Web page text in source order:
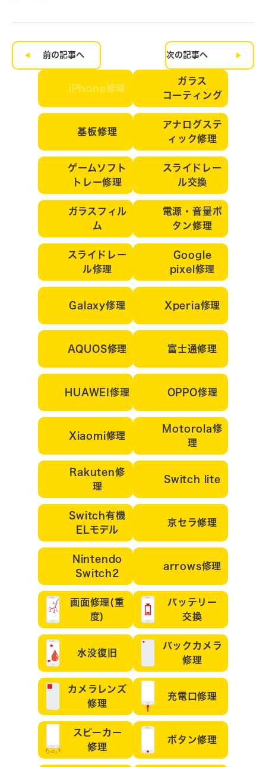
前の記事へ 次の記事へ
iPhone修理
ガラス
コーティング
基板修理
アナログステ
ィック修理
ゲームソフト
トレー修理
スライドレー
ル交換
ガラスフィル
ム
電源・音量ボ
タン修理
スライドレー
ル修理
Google
pixel修理
Galaxy修理 Xperia修理
AQUOS修理 富士通修理
HUAWEI修理 OPPO修理
Xiaomi修理
Motorola修
理
Rakuten修
理
Switch lite
Switch有機
ELモデル
京セラ修理
Nintendo
Switch2
arrows修理
画面修理(重
度)
バッテリー
交換
水没復旧
バックカメラ
修理
カメラレンズ
修理
充電口修理
スピーカー
修理
ボタン修理